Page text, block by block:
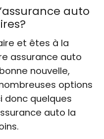
auto
et êtes à la
assurance auto
nouvelle,
options
donc quelques
auto la